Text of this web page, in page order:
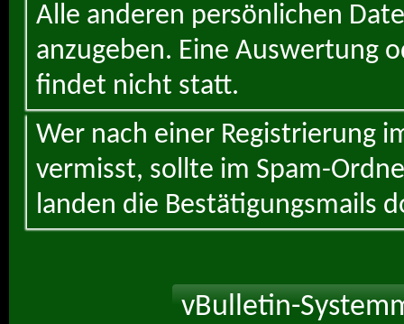
Alle anderen persönlichen
anzugeben. Eine Auswertung
findet nicht statt.
Wer nach einer Registrierung
vermisst, sollte im Spam-
landen die Bestätigungsmails
vBulletin-